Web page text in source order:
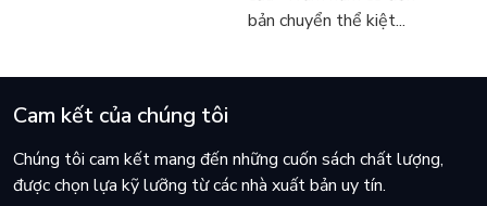
bản chuyển thể kiệt...
Cam kết của chúng tôi
Chúng tôi cam kết mang đến những cuốn sách chất lượng,
được chọn lựa kỹ lưỡng từ các nhà xuất bản uy tín.